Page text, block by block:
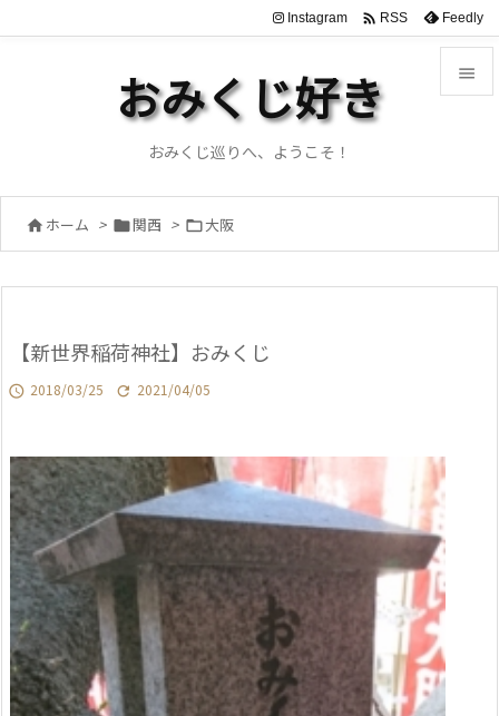

サイド
Instagram  RSS Feedly
おみくじ好き
おみくじ巡りへ、ようこそ！
 ホーム > 関西 > 大阪
【新世界稲荷神社】おみくじ
 2018/03/25  2021/04/05